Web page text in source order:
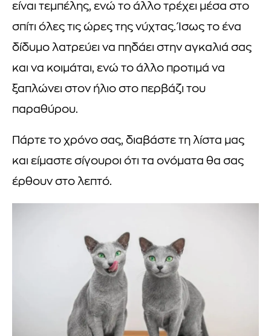
είναι τεμπέλης, ενώ το άλλο τρέχει μέσα στο
σπίτι όλες τις ώρες της νύχτας. Ίσως το ένα
δίδυμο λατρεύει να πηδάει στην αγκαλιά σας
και να κοιμάται, ενώ το άλλο προτιμά να
ξαπλώνει στον ήλιο στο περβάζι του
παραθύρου.
Πάρτε το χρόνο σας, διαβάστε τη λίστα μας
και είμαστε σίγουροι ότι τα ονόματα θα σας
έρθουν στο λεπτό.